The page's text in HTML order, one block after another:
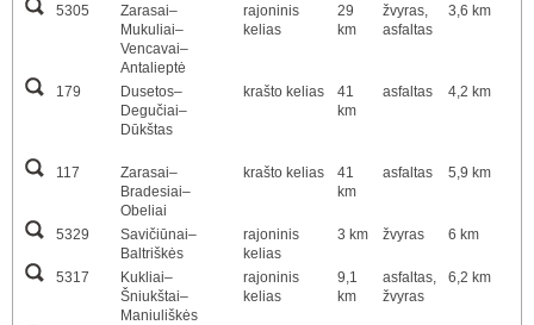
5305
Zarasai–
Mukuliai–
Vencavai–
Antalieptė
rajoninis
kelias
29
km
žvyras,
asfaltas
3,6 km
179
Dusetos–
Degučiai–
Dūkštas
krašto kelias
41
km
asfaltas 4,2 km
117
Zarasai–
Bradesiai–
Obeliai
krašto kelias
41
km
asfaltas 5,9 km
5329
Savičiūnai–
Baltriškės
rajoninis
kelias
3 km žvyras 6 km
5317
Kukliai–
Šniukštai–
Maniuliškės
rajoninis
kelias
9,1
km
asfaltas,
žvyras
6,2 km